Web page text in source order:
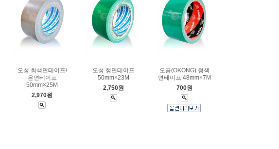
오성 회색면테이프/
은면테이프
50mm×25M
2,970원
오성 청면테이프
50mm×23M
2,750원
오공(OKONG) 청색
면테이프 48mm×7M
700원